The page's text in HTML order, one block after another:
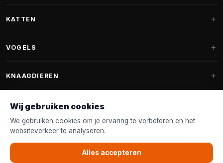
Fantail hondenmanden
Hondenspeelgoed
Halsband & Lijn
Shampoo & Verzorging
KATTEN
Krabpalen voor Maine Coon
Kattenmanden
VOGELS
Vogelvoer binnenvogels
Voederhuisjes
Nestkastjes & Nesting
Tuinvogelvoer
KNAAGDIEREN
Knaagdierenvoer
Accessoires
KLANTENSERVICE
Wij gebruiken cookies
We gebruiken cookies om je ervaring te verbeteren en het
websiteverkeer te analyseren.
Alles accepteren